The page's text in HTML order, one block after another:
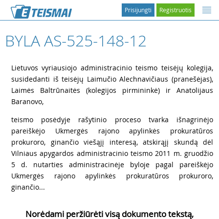
Registruotis
Prisijungti
BYLA AS-525-148-12
Lietuvos vyriausiojo administracinio teismo teisėjų kolegija,
susidedanti iš teisėjų Laimučio Alechnavičiaus (pranešėjas),
Laimės Baltrūnaitės (kolegijos pirmininkė) ir Anatolijaus
Baranovo,
teismo posėdyje rašytinio proceso tvarka išnagrinėjo
pareiškėjo Ukmergės rajono apylinkės prokuratūros
prokuroro, ginančio viešąjį interesą, atskirąjį skundą dėl
Vilniaus apygardos administracinio teismo 2011 m. gruodžio
5 d. nutarties administracinėje byloje pagal pareiškėjo
Ukmergės rajono apylinkės prokuratūros prokuroro,
ginančio...
Norėdami peržiūrėti visą dokumento tekstą,